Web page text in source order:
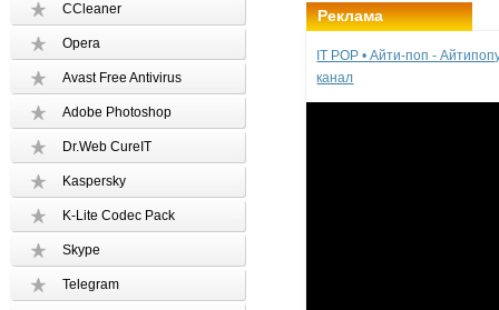
CCleaner
Opera
Avast Free Antivirus
Adobe Photoshop
Dr.Web CureIT
Kaspersky
K-Lite Codec Pack
Skype
Telegram
Реклама
IT POP • Айти-поп -
канал